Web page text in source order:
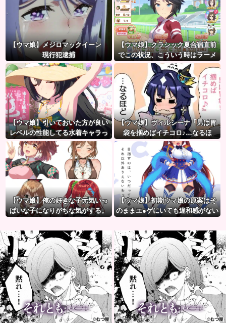
【ウマ娘】メジロマックイーン
現行犯逮捕
【ウマ娘】クラシック夏合宿直前
でこの状況、こういう時はラーメ
ン食べてもいいのかな？
【ウマ娘】引いておいた方が良い
レベルの性能してる水着キャラっ
て誰かいたっけ？←「いっぱいい
るぞ」
【ウマ娘】ヴィルシーナ「男は胃
袋を掴めばイチコロ♪…なるほ
ど。」→ 一方ジェンティルさん
（アカン）
【ウマ娘】俺の好きな子元気いっ
ぱいな子になりがちな気がする。
【ウマ娘】初期ウマ娘の原案はそ
のままエ●ゲにいても違和感がない